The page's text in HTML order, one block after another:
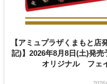
【アミュプラザくまもと店
記)】2026年8月8日(土)発
オリジナル フェ